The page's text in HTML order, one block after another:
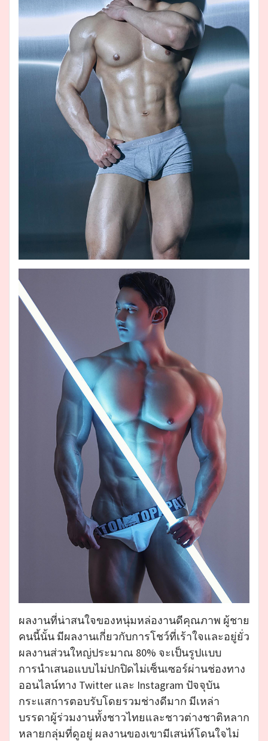
ผลงานที่น่าสนใจของหนุ่มหล่องานดีคุณภาพ ผู้ชาย
คนนี้นั้น มีผลงานเกี่ยวกับการโชว์ที่เร้าใจและอยู่ยั่ว
ผลงานส่วนใหญ่ประมาณ 80% จะเป็นรูปแบบ
การนำเสนอแบบไม่ปกปิดไม่เซ็นเซอร์ผ่านช่องทาง
ออนไลน์ทาง Twitter และ Instagram ปัจจุบัน
กระแสการตอบรับโดยรวมช่างดีมาก มีเหล่า
บรรดาผู้ร่วมงานทั้งชาวไทยและชาวต่างชาติหลาก
หลายกลุ่มที่ดูอยู่ ผลงานของเขามีเสน่ห์โดนใจไม่